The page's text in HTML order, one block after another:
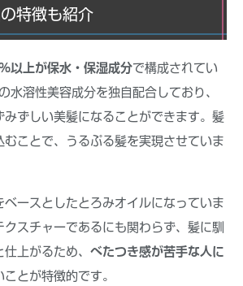
特徴も紹介
以上が保水・保湿成分で構成されてい
水溶性美容成分を独自配合しており、
みずしい美髪になることができます。髪
むことで、うるぷる髪を実現させていま
ベースとしたとろみオイルになっていま
スチャーであるにも関わらず、髪に馴
上がるため、 べたつき感が苦手な人に
ことが特徴的です。